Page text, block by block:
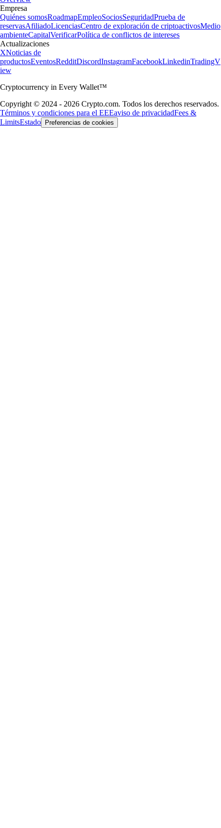
Empresa
Quiénes somosRoadmapEmpleoSociosSeguridadPrueba de
reservasAfiliadoLicenciasCentro de exploración de criptoactivosMedio
ambienteCapitalVerificarPolítica de conflictos de intereses
Actualizaciones
XNoticias de
productosEventosRedditDiscordInstagramFacebookLinkedinTradingV
iew
Cryptocurrency in Every Wallet™
Copyright © 2024 - 2026 Crypto.com. Todos los derechos reservados.
Términos y condiciones para el EEEaviso de privacidadFees &
LimitsEstado Preferencias de cookies